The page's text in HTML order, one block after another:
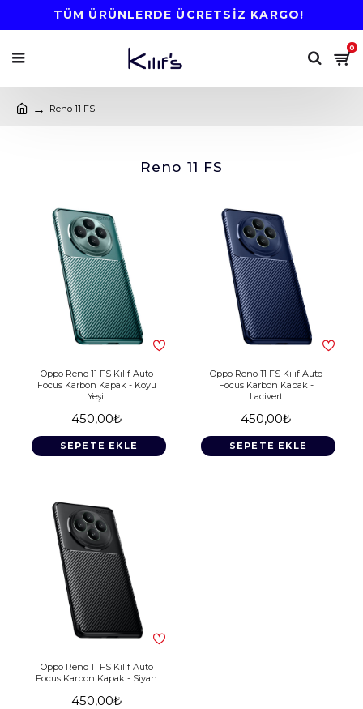
TÜM ÜRÜNLERDE ÜCRETSİZ KARGO!
0
Reno 11 FS
Reno 11 FS
Oppo Reno 11 FS Kılıf Auto
Focus Karbon Kapak - Koyu
Yeşil
450,00₺
SEPETE EKLE
Oppo Reno 11 FS Kılıf Auto
Focus Karbon Kapak -
Lacivert
450,00₺
SEPETE EKLE
Oppo Reno 11 FS Kılıf Auto
Focus Karbon Kapak - Siyah
450,00₺